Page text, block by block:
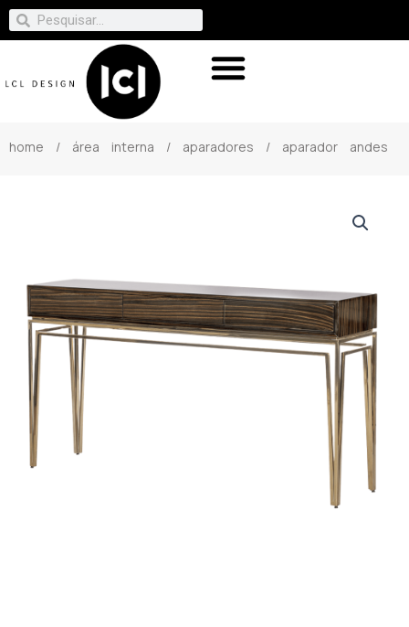
home / área interna / aparadores / aparador andes